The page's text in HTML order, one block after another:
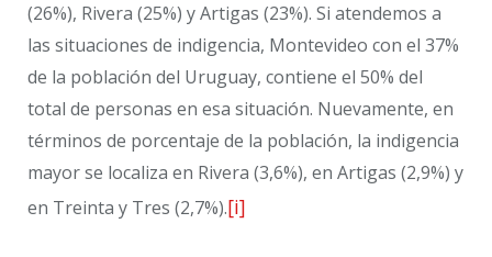
(26%), Rivera (25%) y Artigas (23%). Si atendemos a
las situaciones de indigencia, Montevideo con el 37%
de la población del Uruguay, contiene el 50% del
total de personas en esa situación. Nuevamente, en
términos de porcentaje de la población, la indigencia
mayor se localiza en Rivera (3,6%), en Artigas (2,9%) y
en Treinta y Tres (2,7%).[i]